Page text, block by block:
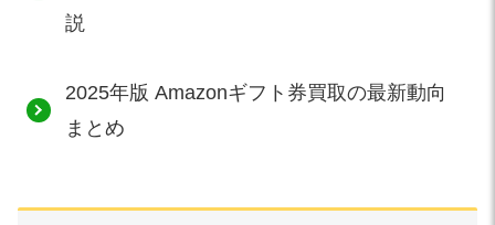
説
2025年版 Amazonギフト券買取の最新動向
まとめ